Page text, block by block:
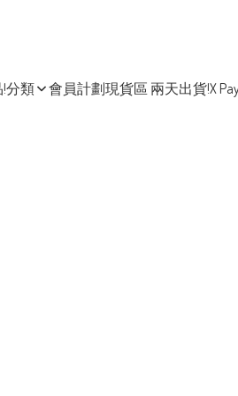
分類 會員計劃現貨區 兩天出貨!X